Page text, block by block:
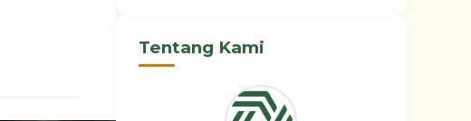
Tentang Kami